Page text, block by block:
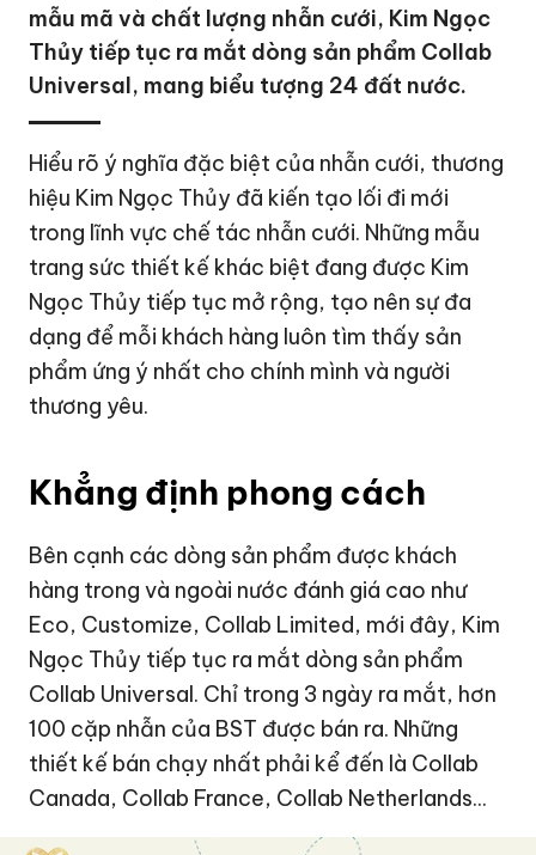
mẫu mã và chất lượng nhẫn cưới, Kim Ngọc
Thủy tiếp tục ra mắt dòng sản phẩm Collab
Universal, mang biểu tượng 24 đất nước.
Hiểu rõ ý nghĩa đặc biệt của nhẫn cưới, thương
hiệu Kim Ngọc Thủy đã kiến tạo lối đi mới
trong lĩnh vực chế tác nhẫn cưới. Những mẫu
trang sức thiết kế khác biệt đang được Kim
Ngọc Thủy tiếp tục mở rộng, tạo nên sự đa
dạng để mỗi khách hàng luôn tìm thấy sản
phẩm ứng ý nhất cho chính mình và người
thương yêu.
Khẳng định phong cách
Bên cạnh các dòng sản phẩm được khách
hàng trong và ngoài nước đánh giá cao như
Eco, Customize, Collab Limited, mới đây, Kim
Ngọc Thủy tiếp tục ra mắt dòng sản phẩm
Collab Universal. Chỉ trong 3 ngày ra mắt, hơn
100 cặp nhẫn của BST được bán ra. Những
thiết kế bán chạy nhất phải kể đến là Collab
Canada, Collab France, Collab Netherlands...